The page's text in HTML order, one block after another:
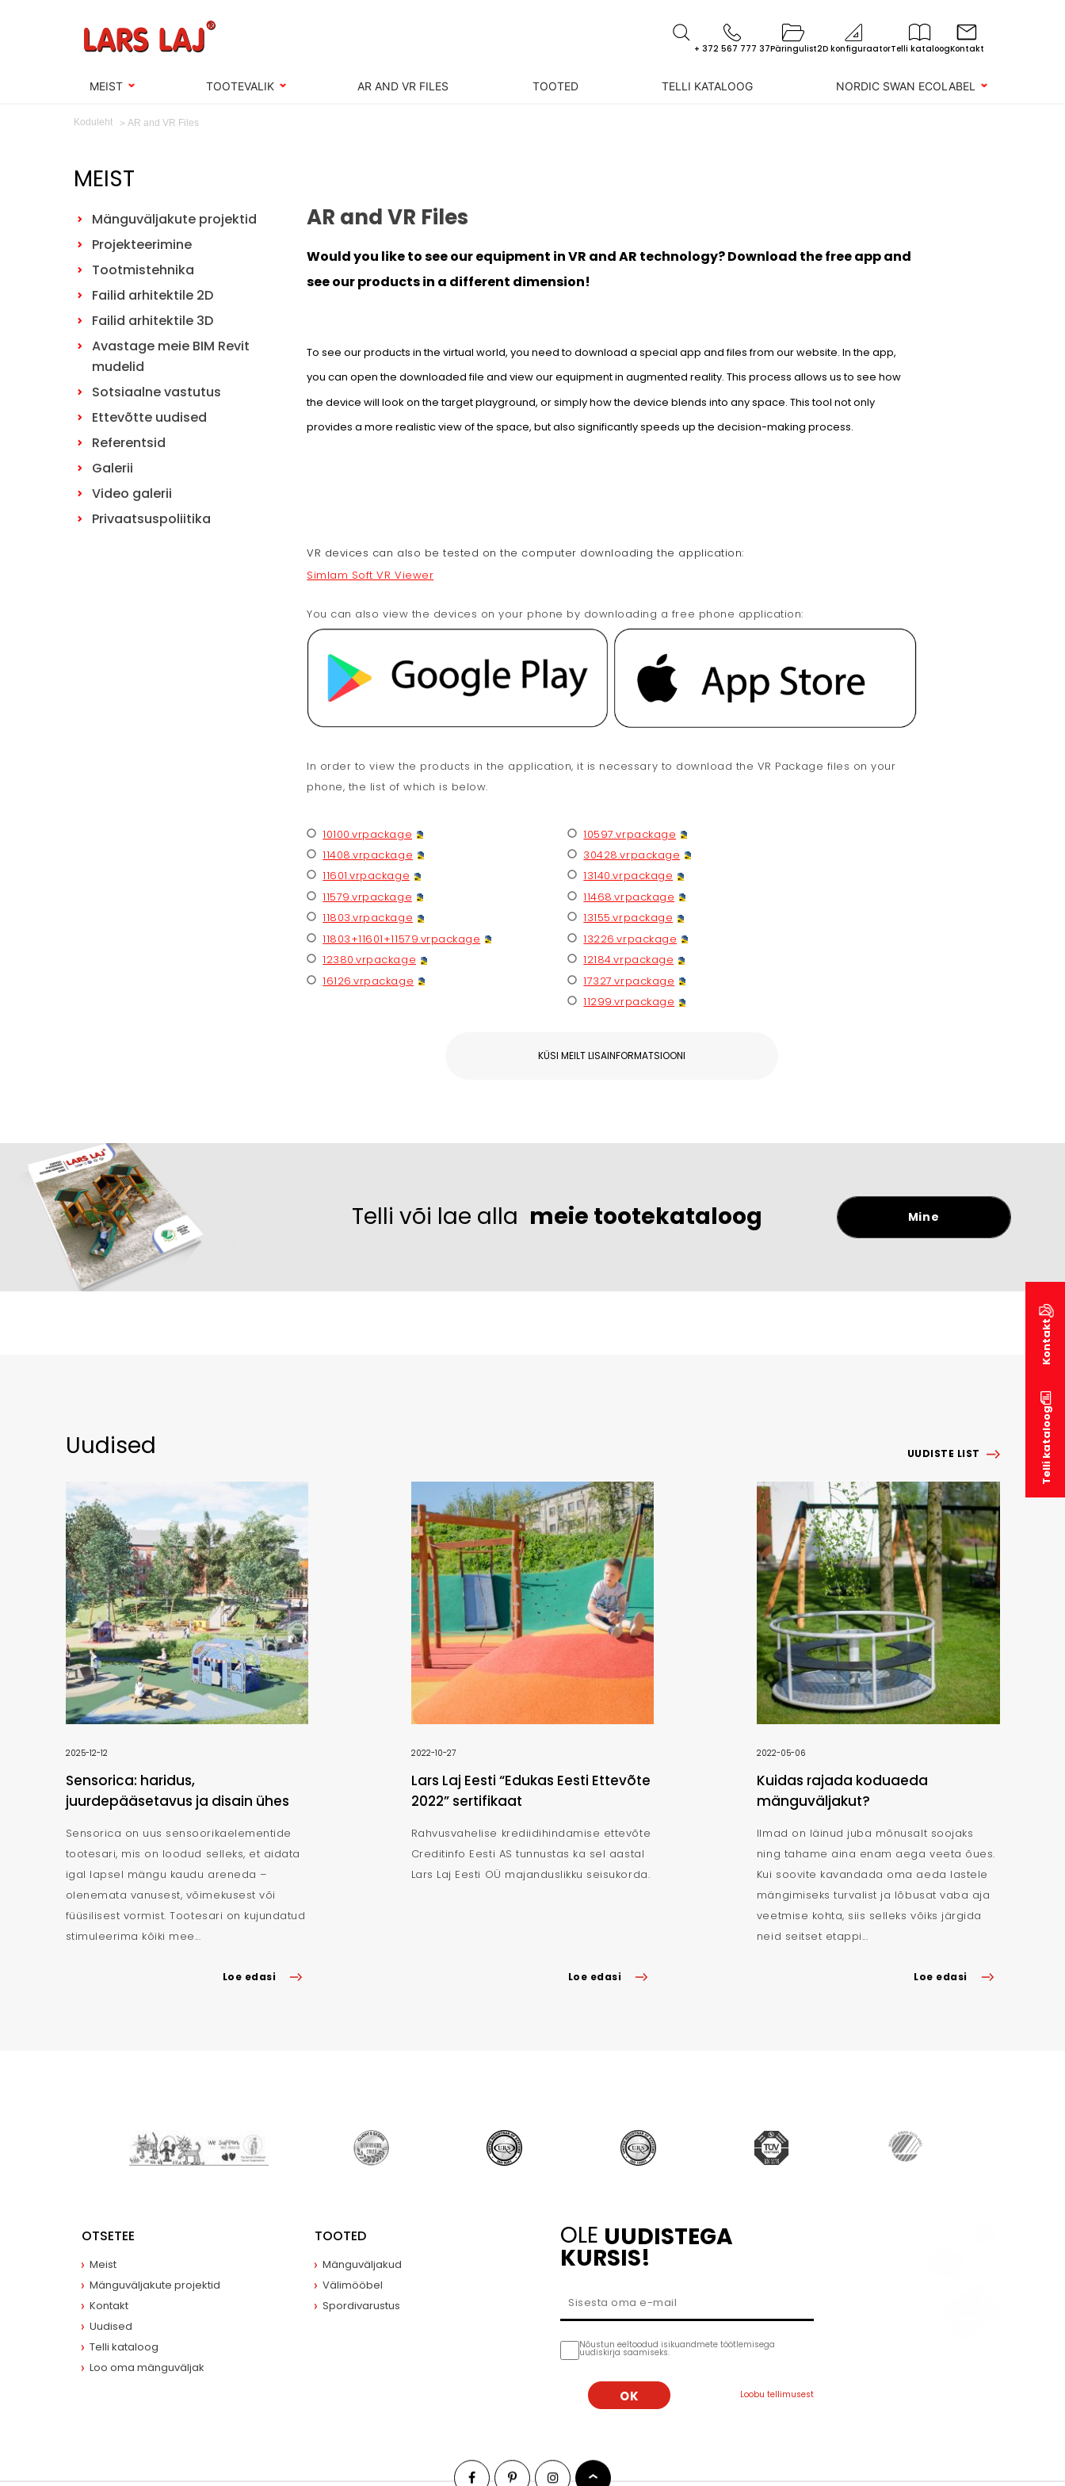
+ 372 567 777 37Päringulist2D konfiguraatorTelli kataloogKontakt
MEIST TOOTEVALIK AR AND VR FILES TOOTED TELLI KATALOOG NORDIC SWAN ECOLABEL
Koduleht AR and VR Files
MEIST
Mänguväljakute projektid
Projekteerimine
Tootmistehnika
Failid arhitektile 2D
Failid arhitektile 3D
Avastage meie BIM Revit
mudelid
Sotsiaalne vastutus
Ettevõtte uudised
Referentsid
Galerii
Video galerii
Privaatsuspoliitika
AR and VR Files
Would you like to see our equipment in VR and AR technology? Download the free app and
see our products in a different dimension!
To see our products in the virtual world, you need to download a special app and files from our website. In the app,
you can open the downloaded file and view our equipment in augmented reality. This process allows us to see how
the device will look on the target playground, or simply how the device blends into any space. This tool not only
provides a more realistic view of the space, but also significantly speeds up the decision-making process.
VR devices can also be tested on the computer downloading the application:
Simlam Soft VR Viewer
You can also view the devices on your phone by downloading a free phone application:
In order to view the products in the application, it is necessary to download the VR Package files on your
phone, the list of which is below.
10100.vrpackage
11408.vrpackage
11601.vrpackage
11579.vrpackage
11803.vrpackage
11803+11601+11579.vrpackage
12380.vrpackage
16126.vrpackage
10597.vrpackage
30428.vrpackage
13140.vrpackage
11468.vrpackage
13155.vrpackage
13226.vrpackage
12184.vrpackage
17327.vrpackage
11299.vrpackage
KÜSI MEILT LISAINFORMATSIOONI
Telli kataloog
Kontakt
Telli või lae alla meie tootekataloog Mine
Uudised UUDISTE LIST
2025-12-12
Sensorica: haridus,
juurdepääsetavus ja disain ühes
Sensorica on uus sensoorikaelementide
tootesari, mis on loodud selleks, et aidata
igal lapsel mängu kaudu areneda –
olenemata vanusest, võimekusest või
füüsilisest vormist. Tootesari on kujundatud
stimuleerima kõiki mee...
Loe edasi
2022-10-27
Lars Laj Eesti “Edukas Eesti Ettevõte
2022” sertifikaat
Rahvusvahelise krediidihindamise ettevõte
Creditinfo Eesti AS tunnustas ka sel aastal
Lars Laj Eesti OÜ majanduslikku seisukorda.
Loe edasi
2022-05-06
Kuidas rajada koduaeda
mänguväljakut?
Ilmad on läinud juba mõnusalt soojaks
ning tahame aina enam aega veeta õues.
Kui soovite kavandada oma aeda lastele
mängimiseks turvalist ja lõbusat vaba aja
veetmise kohta, siis selleks võiks järgida
neid seitset etappi...
Loe edasi
OTSETEE
Meist
Mänguväljakute projektid
Kontakt
Uudised
Telli kataloog
Loo oma mänguväljak
TOOTED
Mänguväljakud
Välimööbel
Spordivarustus
OLE UUDISTEGA
KURSIS!
Nõustun eeltoodud isikuandmete töötlemisega
uudiskirja saamiseks.